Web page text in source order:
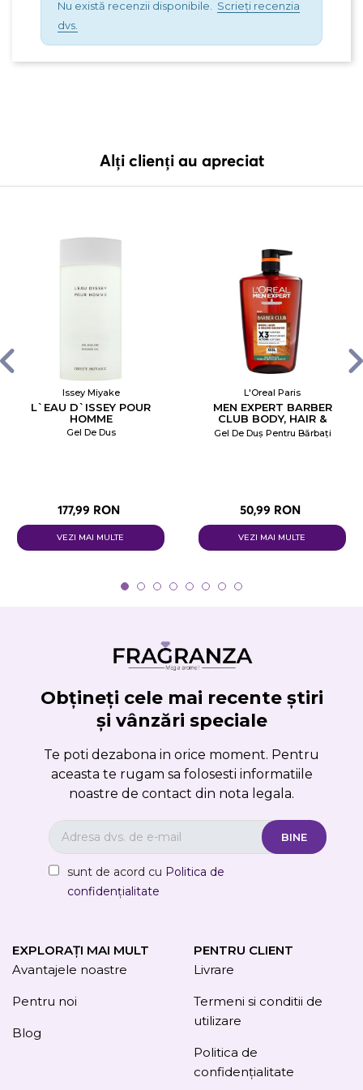
Nu există recenzii disponibile. Scrieți recenzia
dvs.
Alți clienți au apreciat
Issey Miyake
L`EAU D`ISSEY POUR
HOMME
Gel De Dus
177,99 RON
VEZI MAI MULTE
L'Oreal Paris
MEN EXPERT BARBER
CLUB BODY, HAIR &
BEARD SHOWER GEL
Gel De Duș Pentru Bărbați
50,99 RON
VEZI MAI MULTE
Obțineți cele mai recente știri
și vânzări speciale
Te poti dezabona in orice moment. Pentru
aceasta te rugam sa folosesti informatiile
noastre de contact din nota legala.
sunt de acord cu Politica de
confidențialitate
EXPLORAȚI MAI MULT
Avantajele noastre
Pentru noi
Blog
PENTRU CLIENT
Livrare
Termeni si conditii de
utilizare
Politica de
confidențialitate